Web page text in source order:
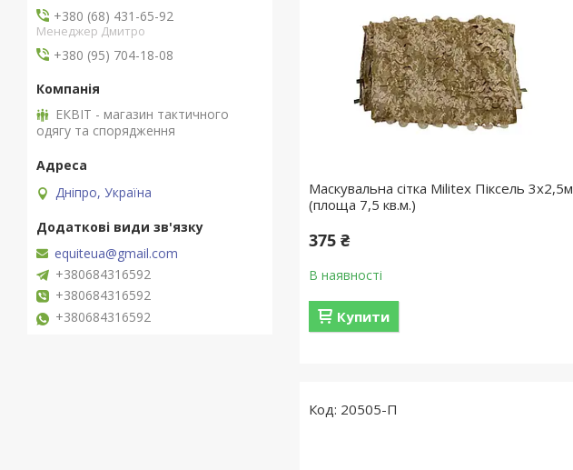
Маскувальна сітка Militex Піксель 3х2,5м
(площа 7,5 кв.м.)
375 ₴
В наявності
Купити
20505-П
+380 (68) 431-65-92
Менеджер Дмитро
+380 (95) 704-18-08
ЕКВІТ - магазин тактичного
одягу та спорядження
Дніпро, Україна
equiteua@gmail.com
+380684316592
+380684316592
+380684316592